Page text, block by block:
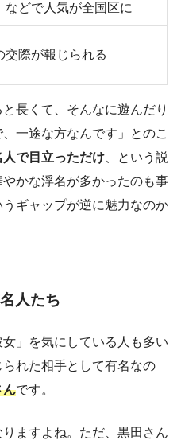
などで人気が全国区に
交際が報じられる
長くて、そんなに遊んだり
一途な方なんです」とのこ
で目立っただけ 、という説
かな浮名が多かったのも事
ギャップが逆に魅力なのか
人たち
」を気にしている人も多い
れた相手として有名なの
んです。
りますよね。ただ、黒田さん